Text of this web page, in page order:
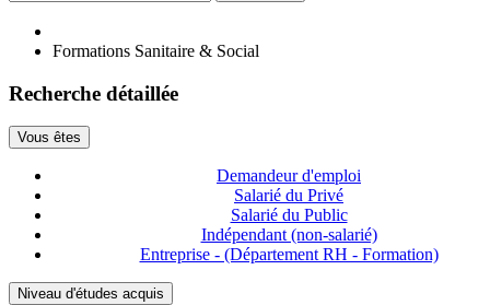
Formations Sanitaire & Social
Recherche détaillée
Vous êtes
Demandeur d'emploi
Salarié du Privé
Salarié du Public
Indépendant (non-salarié)
Entreprise - (Département RH - Formation)
Niveau d'études acquis